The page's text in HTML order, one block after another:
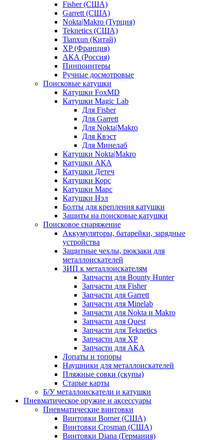
Fisher (США)
Garrett (США)
Nokta|Makro (Турция)
Teknetics (США)
Tianxun (Китай)
XP (Франция)
АКА (Россия)
Пинпоинтеры
Ручные досмотровые
Поисковые катушки
Катушки FoxMD
Катушки Magic Lab
Для Fisher
Для Garrett
Для Nokta|Makro
Для Квэст
Для Минелаб
Катушки Nokta|Makro
Катушки АКА
Катушки Детеч
Катушки Корс
Катушки Марс
Катушки Нэл
Болты для крепления катушки
Защиты на поисковые катушки
Поисковое снаряжение
Аккумуляторы, батарейки, зарядные
устройства
Защитные чехлы, рюкзаки для
металлоискателей
ЗИП к металлоискателям
Запчасти для Bounty Hunter
Запчасти для Fisher
Запчасти для Garrett
Запчасти для Minelab
Запчасти для Nokta и Makro
Запчасти для Quest
Запчасти для Teknetics
Запчасти для XP
Запчасти для АКА
Лопаты и топоры
Наушники для металлоискателей
Пляжные совки (скупы)
Старые карты
Б/У металлоискатели и катушки
Пневматическое оружие и аксессуары
Пневматические винтовки
Винтовки Borner (США)
Винтовки Crosman (США)
Винтовки Diana (Германия)